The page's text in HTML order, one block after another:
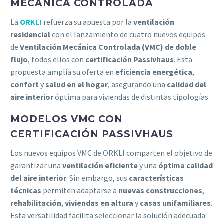
MECÁNICA CONTROLADA
La ORKLI refuerza su apuesta por la ventilación
residencialcon el lanzamiento de cuatro nuevos equipos
de Ventilación Mecánica Controlada (VMC) de doble
flujo, todos ellos con certificación Passivhaus. Esta
propuesta amplía su oferta en eficiencia energética,
confort ysalud en el hogar, asegurando una calidad del
aire interioróptima para viviendas de distintas tipologías.
MODELOS VMC CON
CERTIFICACIÓN PASSIVHAUS
Los nuevos equipos VMC de ORKLI comparten el objetivo de
garantizar una ventilación eficientey una óptima calidad
del aire interior. Sin embargo, sus características
técnicas permiten adaptarse a nuevas construcciones,
rehabilitación, viviendas en altura y casas unifamiliares.
Esta versatilidad facilita seleccionar la solución adecuada